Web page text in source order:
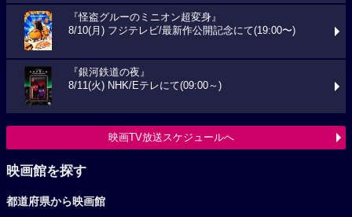
『怪盗グルーのミニオン超変身』
8/10(月) フジテレビ/最新作公開記念にて(19:00〜)
『銀河鉄道の夜』
8/11(火) NHK/Eテレにて(09:00～)
映画TV放送スケジュールへ
映画館を探す
都道府県から映画館